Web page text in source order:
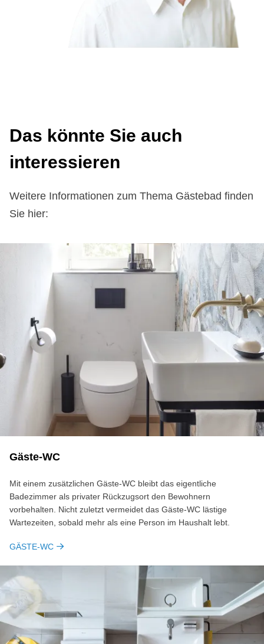
Das könn­te Sie auch
in­ter­es­sie­ren
Weitere Informationen zum Thema Gästebad finden
Sie hier:
Gäste-WC
Mit einem zusätzlichen Gäste-WC bleibt das eigentliche
Badezimmer als privater Rückzugsort den Bewohnern
vorbehalten. Nicht zuletzt vermeidet das Gäste-WC lästige
Wartezeiten, sobald mehr als eine Person im Haushalt lebt.
GÄSTE-WC